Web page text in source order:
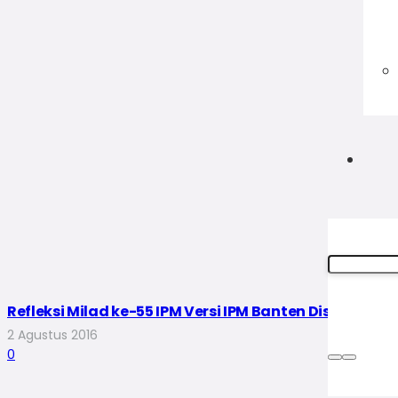
Refleksi Milad ke-55 IPM Versi IPM Banten Disambut
2 Agustus 2016
0